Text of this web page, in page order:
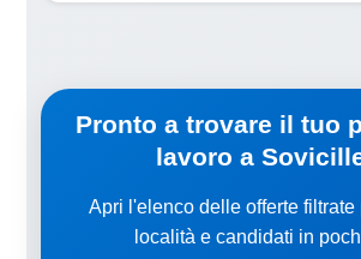
Pronto a trovare il tuo
lavoro a
Apri l'elenco delle offerte filtrate
località e candidati in